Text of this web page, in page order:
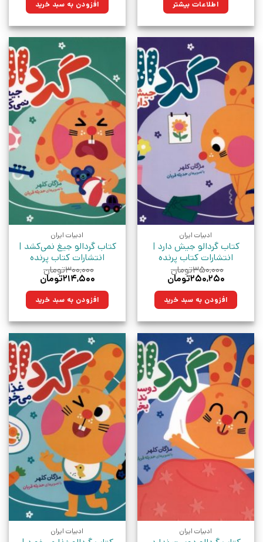
اطلاعات بیشتر بود.
افزودن به سبد خرید
ادبیات ایران
کتاب گردالو جیش‌ دارد |
انتشارات کتاب پرنده
۳۵۰,۰۰۰تومان
قیمت
۳۵۰,۰۰۰تومان
بود.
۲۵۰,۲۵۰تومان
۲۵۰,۲۵۰تومان.افزودن به سبد خرید
ادبیات ایران
کتاب گردالو جیغ‌ نمی‌کشد |
انتشارات کتاب پرنده
۳۰۰,۰۰۰تومان
قیمت
۳۰۰,۰۰۰تومان
بود.
۲۱۴,۵۰۰تومان
۲۱۴,۵۰۰تومان.افزودن به سبد خرید
ادبیات ایران ادبیات ایران